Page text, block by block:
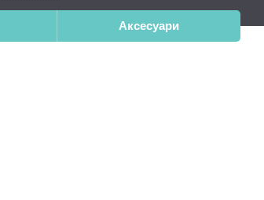
Аксесуари